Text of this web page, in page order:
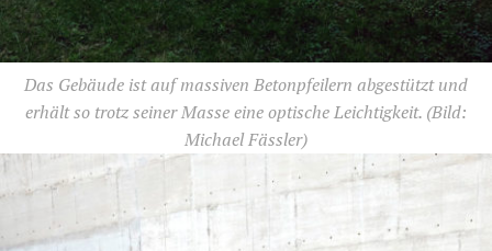
Das Gebäude ist auf massiven Betonpfeilern abgestützt und
erhält so trotz seiner Masse eine optische Leichtigkeit. (Bild:
Michael Fässler)